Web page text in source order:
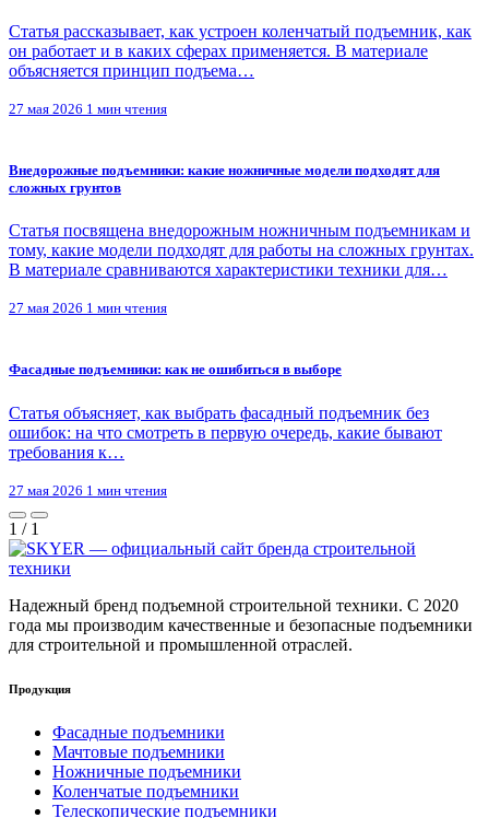
Статья рассказывает, как устроен коленчатый подъемник, как
он работает и в каких сферах применяется. В материале
объясняется принцип подъема…
27 мая 2026 1 мин чтения
Внедорожные подъемники: какие ножничные модели подходят для
сложных грунтов
Статья посвящена внедорожным ножничным подъемникам и
тому, какие модели подходят для работы на сложных грунтах.
В материале сравниваются характеристики техники для…
27 мая 2026 1 мин чтения
Фасадные подъемники: как не ошибиться в выборе
Статья объясняет, как выбрать фасадный подъемник без
ошибок: на что смотреть в первую очередь, какие бывают
требования к…
27 мая 2026 1 мин чтения
1 / 1
Надежный бренд подъемной строительной техники. С 2020
года мы производим качественные и безопасные подъемники
для строительной и промышленной отраслей.
Продукция
Фасадные подъемники
Мачтовые подъемники
Ножничные подъемники
Коленчатые подъемники
Телескопические подъемники